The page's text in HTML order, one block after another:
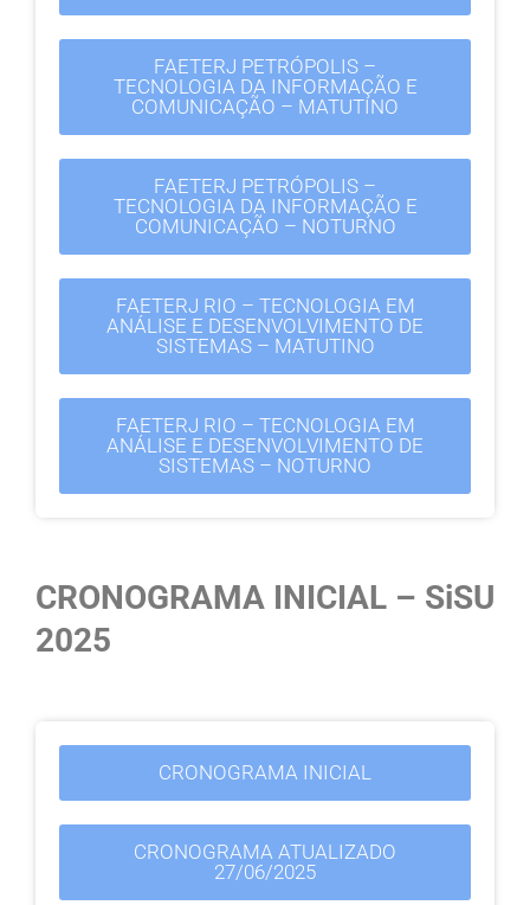
FAETERJ PETRÓPOLIS –
TECNOLOGIA DA INFORMAÇÃO E
COMUNICAÇÃO – MATUTINO
FAETERJ PETRÓPOLIS –
TECNOLOGIA DA INFORMAÇÃO E
COMUNICAÇÃO – NOTURNO
FAETERJ RIO – TECNOLOGIA EM
ANÁLISE E DESENVOLVIMENTO DE
SISTEMAS – MATUTINO
FAETERJ RIO – TECNOLOGIA EM
ANÁLISE E DESENVOLVIMENTO DE
SISTEMAS – NOTURNO
CRONOGRAMA INICIAL – SiSU
2025
CRONOGRAMA INICIAL
CRONOGRAMA ATUALIZADO
27/06/2025